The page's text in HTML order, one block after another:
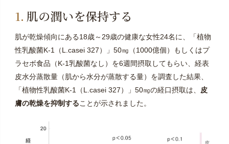
肌の潤いを保持する
肌が乾燥傾向にある18歳～29歳の健康な女性24名に、「植物
性乳酸菌K-1（L.casei 327）」50㎎（1000億個）もしくはプ
ラセボ食品（K-1乳酸菌なし）を6週間摂取してもらい、経表
皮水分蒸散量（肌から水分が蒸散する量）を調査した結果、
「植物性乳酸菌K-1（L.casei 327）」50㎎の経口摂取は、
皮
膚の乾燥を抑制することが示されました。